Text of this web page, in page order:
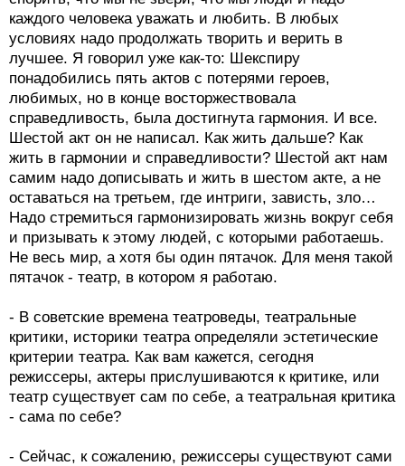
каждого человека уважать и любить. В любых
условиях надо продолжать творить и верить в
лучшее. Я говорил уже как-то: Шекспиру
понадобились пять актов с потерями героев,
любимых, но в конце восторжествовала
справедливость, была достигнута гармония. И все.
Шестой акт он не написал. Как жить дальше? Как
жить в гармонии и справедливости? Шестой акт нам
самим надо дописывать и жить в шестом акте, а не
оставаться на третьем, где интриги, зависть, зло…
Надо стремиться гармонизировать жизнь вокруг себя
и призывать к этому людей, с которыми работаешь.
Не весь мир, а хотя бы один пятачок. Для меня такой
пятачок - театр, в котором я работаю.
- В советские времена театроведы, театральные
критики, историки театра определяли эстетические
критерии театра. Как вам кажется, сегодня
режиссеры, актеры прислушиваются к критике, или
театр существует сам по себе, а театральная критика
- сама по себе?
- Сейчас, к сожалению, режиссеры существуют сами